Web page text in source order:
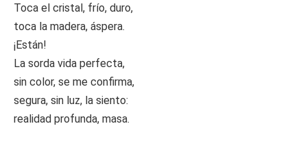
Toca el cristal, frío, duro,
toca la madera, áspera.
¡Están!
La sorda vida perfecta,
sin color, se me confirma,
segura, sin luz, la siento:
realidad profunda, masa.